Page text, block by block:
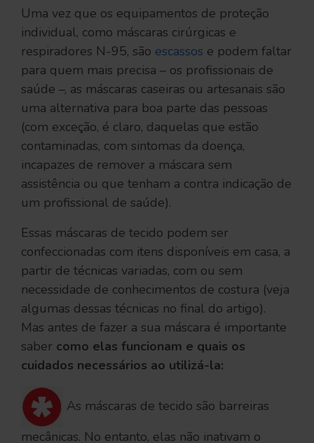
Uma vez que os equipamentos de proteção
individual, como máscaras cirúrgicas e
respiradores N-95, são escassos e podem faltar
para quem mais precisa – os profissionais de
saúde –, as máscaras caseiras ou artesanais são
uma alternativa para boa parte das pessoas
(com exceção, é claro, daquelas que estão
contaminadas, com sintomas da doença,
incapazes de remover a máscara sem
assistência ou que tenham a contra indicação de
um profissional de saúde).
Essas máscaras de tecido podem ser
confeccionadas com itens disponíveis em casa, a
partir de técnicas variadas, com ou sem
necessidade de conhecimentos de costura (veja
algumas dessas técnicas no final do artigo).
Mas antes de fazer a sua máscara é importante
saber como elas funcionam e quais os
cuidados necessários ao utilizá-la:
As máscaras de tecido são barreiras
mecânicas. No entanto, elas não inativam o